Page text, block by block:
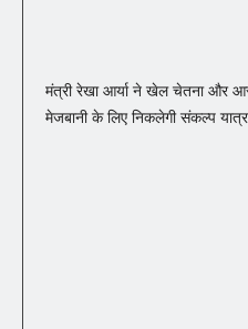
मंत्री रेखा आर्या ने खेल चेतना और
मेजबानी के लिए निकलेगी संकल्प